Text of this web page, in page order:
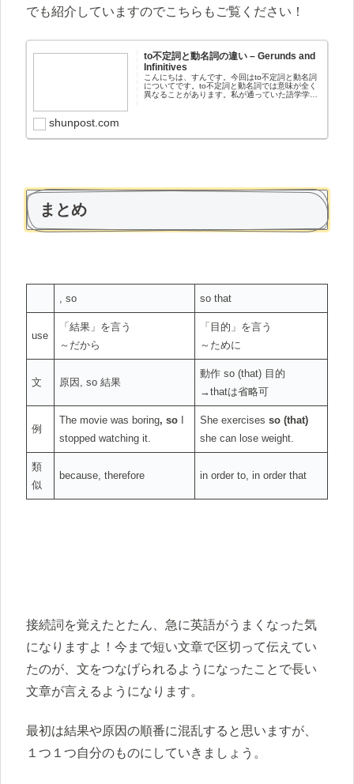
でも紹介していますのでこちらもご覧ください！
to不定詞と動名詞の違い – Gerunds and
Infinitives
こんにちは、すんです。今回はto不定詞と動名詞
についてです。to不定詞と動名詞では意味が全く
異なることがあります。私が通っていた語学学校
shunpost.com
まとめ
, so so that
use
「結果」を言う
～だから
「目的」を言う
～ために
文 原因, so 結果
動作 so (that) 目的
→thatは省略可
例
The movie was boring, so
stopped watching it.
She exercises so (that)
she can lose weight.
類
似
because, therefore in order to, in order that
接続詞を覚えたとたん、急に英語がうまくなった気
になりますよ！今まで短い文章で区切って伝えてい
たのが、文をつなげられるようになったことで長い
文章が言えるようになります。
最初は結果や原因の順番に混乱すると思いますが、
１つ１つ自分のものにしていきましょう。